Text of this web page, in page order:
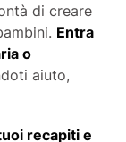
di creare
Entra
o
aiuto,
recapiti e